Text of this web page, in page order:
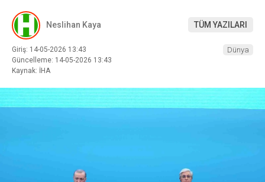
Neslihan Kaya TÜM YAZILARI
Giriş: 14-05-2026 13:43
Güncelleme: 14-05-2026 13:43
Kaynak: İHA
Dünya